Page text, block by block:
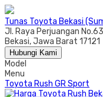
Tunas Toyota Bekasi
Jl. Raya Perjuangan
Bekasi, Jawa Barat 17121
Hubungi Kami
Model
Menu
Toyota Rush GR Sport